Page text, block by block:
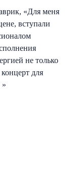
«Для меня
вступали
не только
для
»